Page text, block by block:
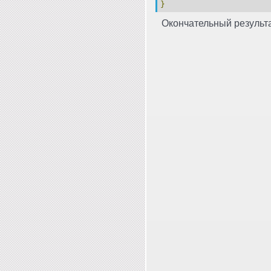
}
Окончательный